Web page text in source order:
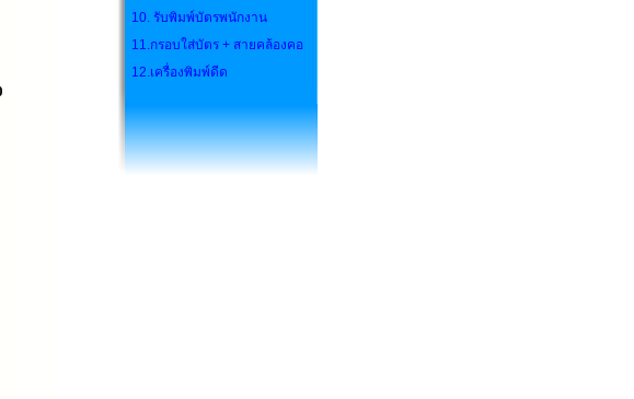
10. รับพิมพ์บัตรพนักงาน
11.กรอบใส่บัตร + สายคล้องคอ
12.เครื่องพิมพ์ดีด